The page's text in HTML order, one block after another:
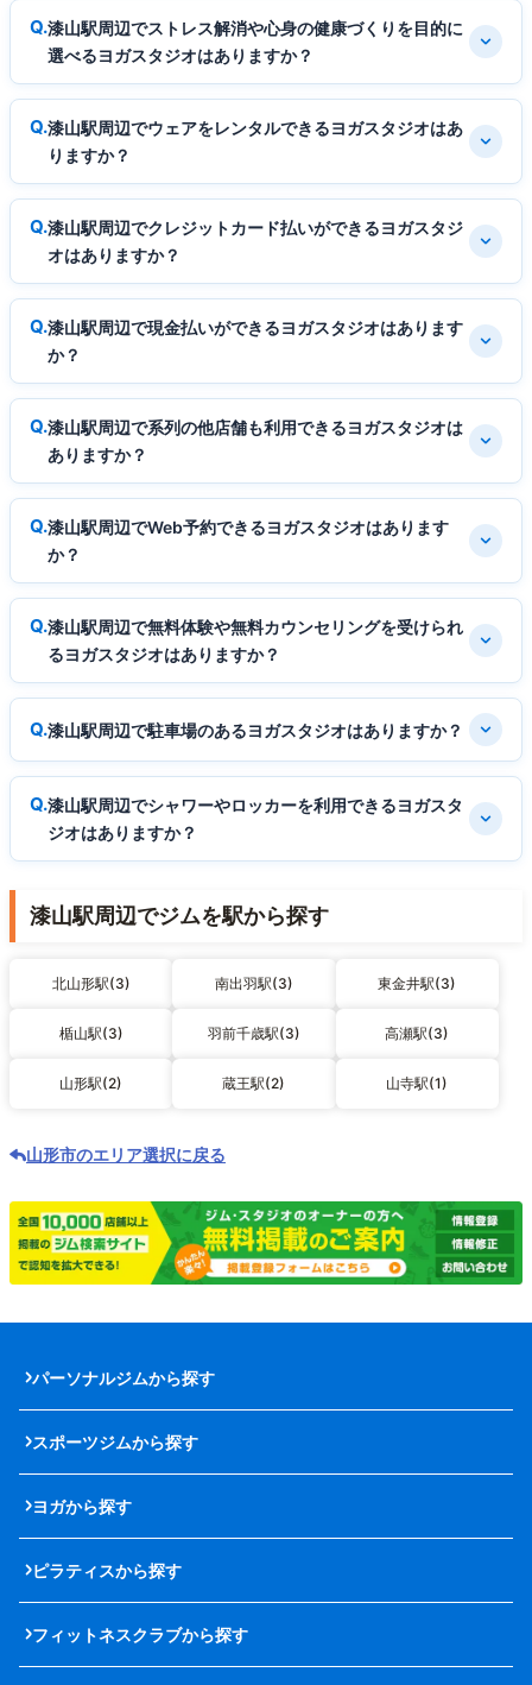
漆山駅周辺でストレス解消や心身の健康づくりを目的に
選べるヨガスタジオはありますか？
漆山駅周辺でウェアをレンタルできるヨガスタジオはあ
りますか？
漆山駅周辺でクレジットカード払いができるヨガスタジ
オはありますか？
漆山駅周辺で現金払いができるヨガスタジオはあります
か？
漆山駅周辺で系列の他店舗も利用できるヨガスタジオは
ありますか？
漆山駅周辺でWeb予約できるヨガスタジオはあります
か？
漆山駅周辺で無料体験や無料カウンセリングを受けられ
るヨガスタジオはありますか？
漆山駅周辺で駐車場のあるヨガスタジオはありますか？
漆山駅周辺でシャワーやロッカーを利用できるヨガスタ
ジオはありますか？
漆山駅周辺でジムを駅から探す
北山形駅(3) 南出羽駅(3) 東金井駅(3)
楯山駅(3) 羽前千歳駅(3) 高瀬駅(3)
山形駅(2) 蔵王駅(2) 山寺駅(1)
山形市のエリア選択に戻る
パーソナルジムから探す
スポーツジムから探す
ヨガから探す
ピラティスから探す
フィットネスクラブから探す